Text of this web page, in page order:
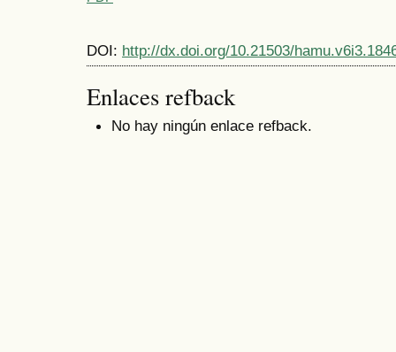
DOI: http://dx.doi.org/10.21503/
Enlaces refback
No hay ningún enlace refback.